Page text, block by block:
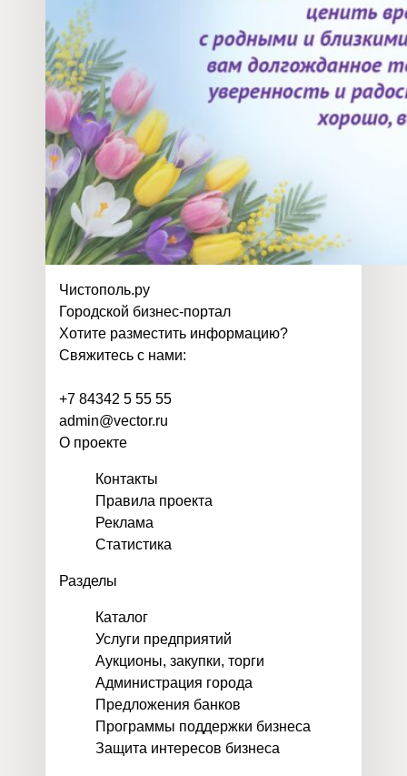
Чистополь.ру
Городской бизнес-портал
Хотите разместить информацию?
Свяжитесь с нами:
+7 84342 5 55 55
admin@vector.ru
О проекте
Контакты
Правила проекта
Реклама
Статистика
Разделы
Каталог
Услуги предприятий
Аукционы, закупки, торги
Администрация города
Предложения банков
Программы поддержки бизнеса
Защита интересов бизнеса